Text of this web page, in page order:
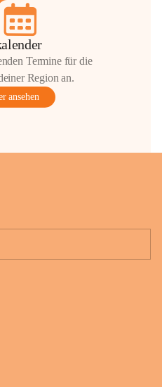
Termine für die
Region an.
ansehen